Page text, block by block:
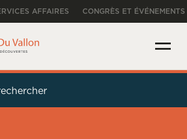
AFFAIRES CONGRÈS ET ÉVÉNEMENTS